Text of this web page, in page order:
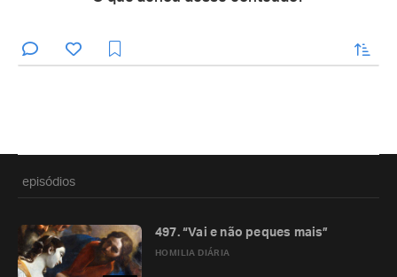
enviar
episódios
HOMILIA DIÁRIA
497. “Vai e não peques mais”